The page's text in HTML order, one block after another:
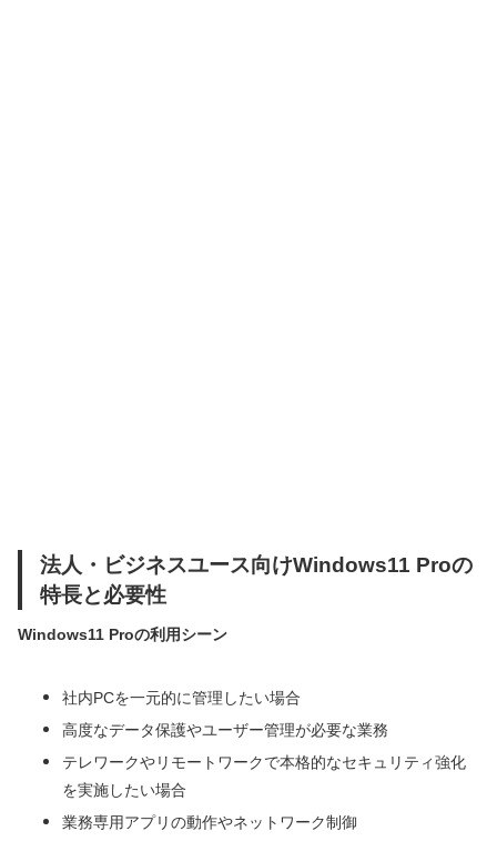
法人・ビジネスユース向けWindows11 Proの
特長と必要性
Windows11 Proの利用シーン
社内PCを一元的に管理したい場合
高度なデータ保護やユーザー管理が必要な業務
テレワークやリモートワークで本格的なセキュリティ強化
を実施したい場合
業務専用アプリの動作やネットワーク制御